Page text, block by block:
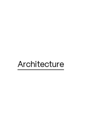
Architecture